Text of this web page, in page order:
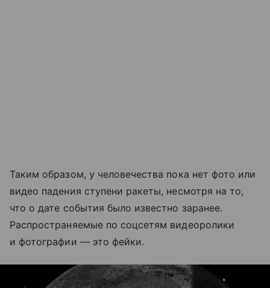
Таким образом, у человечества пока нет фото или
видео падения ступени ракеты, несмотря на то,
что о дате события было известно заранее.
Распространяемые по соцсетям видеоролики
и фотографии — это фейки.